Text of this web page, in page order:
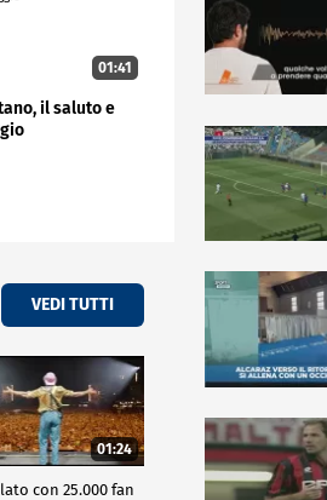
01:41
il saluto e
VEDI TUTTI
01:24
con 25.000 fan